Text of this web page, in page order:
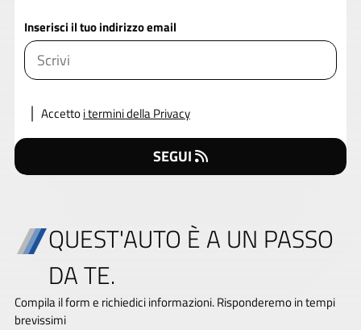
Inserisci il tuo indirizzo email
Accettoi termini della Privacy
SEGUI
QUEST'AUTO È A UN PASSO
DA TE.
Compila il form e richiedici informazioni. Risponderemo in tempi
brevissimi